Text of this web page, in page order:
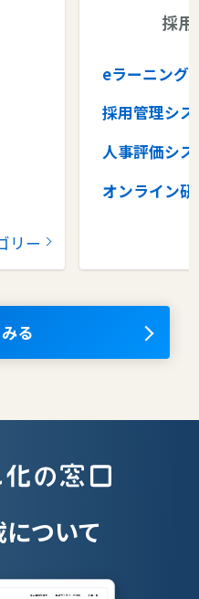
ール
リー
採
eラーニング
採用管理シス
人事評価シス
オンライン研
タレントマ
OKRツール
授業支援シス
る
ついて